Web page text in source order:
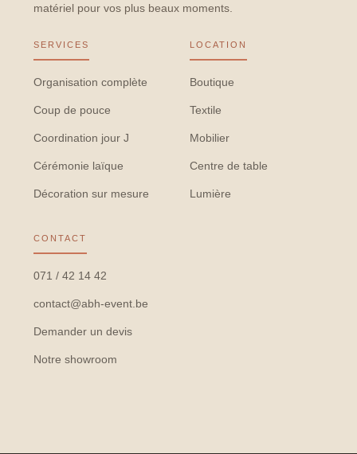
matériel pour vos plus beaux moments.
SERVICES
Organisation complète
Coup de pouce
Coordination jour J
Cérémonie laïque
Décoration sur mesure
LOCATION
Boutique
Textile
Mobilier
Centre de table
Lumière
CONTACT
071 / 42 14 42
contact@abh-event.be
Demander un devis
Notre showroom